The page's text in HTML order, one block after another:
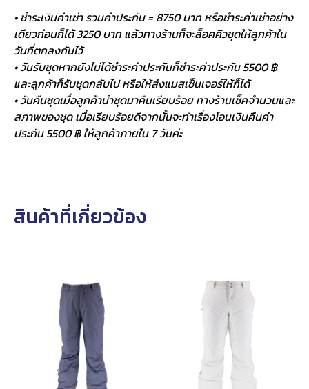
• ชำระเงินค่าเช่า รวมค่าประกัน = 8750 บาท หรือชำระค่าเช่าอย่าง
เดียวก่อนก็ได้ 3250 บาท แล้วทางร้านก็จะล็อคคิวชุดให้ลูกค้าใน
วันที่ตกลงกันไว้
• วันรับชุดหากยังไม่ได้ชำระค่าประกันก็ชำระค่าประกัน 5500 ฿
และลูกค้าก็รับชุดกลับไป หรือให้ส่งแมสเซ็นเจอร์ให้ก็ได้
• วันคืนชุดเมื่อลูกค้านำชุดมาคืนเรียบร้อย ทางร้านเช็คจำนวนและ
สภาพของชุด เมื่อเรียบร้อยดีจากนั้นจะทำเรื่องโอนเงินคืนค่า
ประกัน 5500 ฿ ให้ลูกค้าภายใน 7 วันค่ะ
สินค้าที่เกี่ยวข้อง